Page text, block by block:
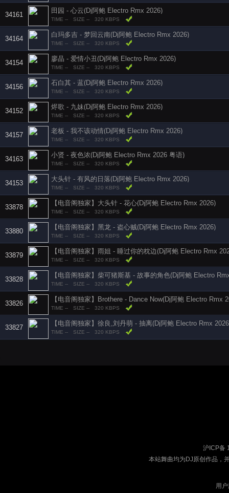
34161
田园 - 心云(Dj阿鲍 Electro Rmx 2026)
TIME -- SIZE -- 320 KBPS
34164
白玛多吉 - 梦回云南(Dj阿鲍 Electro Rmx 2026)
TIME -- SIZE -- 320 KBPS
34154
廖晶 - 爱情小丑(Dj阿鲍 Electro Rmx 2026)
TIME -- SIZE -- 320 KBPS
34156
石白其 - 蓝(Dj阿鲍 Electro Rmx 2026)
TIME -- SIZE -- 320 KBPS
34152
烬歌 - 九妹(Dj阿鲍 Electro Rmx 2026)
TIME -- SIZE -- 320 KBPS
34157
老板 - 我不该动情(Dj阿鲍 Electro Rmx 2026)
TIME -- SIZE -- 320 KBPS
34163
小贤 - 夜色浓(Dj阿鲍 Electro Rmx 2026 粤语)
TIME -- SIZE -- 320 KBPS
34153
大头针 - 有风的日落(Dj阿鲍 Electro Rmx 2026)
TIME -- SIZE -- 320 KBPS
33878
【电音阁独家】大头针 - 花心(Dj阿鲍 Electro Rmx 2026)
TIME -- SIZE -- 320 KBPS
33880
【电音阁独家】黑龙 - 盗心贼(Dj阿鲍 Electro Rmx 2026)
TIME -- SIZE -- 320 KBPS
33879
【电音阁独家】雨姐 - 睡过你的枕边(Dj阿鲍 Electro Rmx
TIME -- SIZE -- 320 KBPS
33828
【电音阁独家】柴可猪斯基 - 故事的角色(Dj阿鲍 Electro
TIME -- SIZE -- 320 KBPS
33826
【电音阁独家】Brothere - Dance Now(Dj阿鲍 Electro Rmx
TIME -- SIZE -- 320 KBPS
33827
【电音阁独家】徐良,刘丹萌 - 抽离(Dj阿鲍 Electro Rmx
TIME -- SIZE -- 320 KBPS
沪ICP备
本站舞曲均为DJ原创作品，
用